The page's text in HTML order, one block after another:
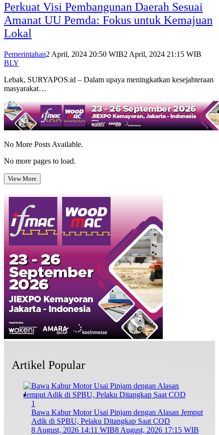
Perkuat Visi Pembangunan Daerah Sesuai
Amanat UU Pemda: Fokus untuk Kemajuan
Lokal
Pemerintahan2 April, 2024 20:50 WIB2 April, 2024 21:15 WIB
BLY
Lebak, SURYAPOS.id – Dalam upaya meningkatkan kesejahteraan
masyarakat…
No More Posts Available.
No more pages to load.
View More
Artikel Popular
1
Bawa Kabur Motor Usai Pinjam dengan Alasan Jemput
Adik di SPBU, Pelaku Ditangkap Saat COD
8 August, 2026 14:11 WIB8 August, 2026 17:15 WIB